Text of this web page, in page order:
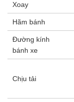
Xoay
Hãm bánh
Đường kính
bánh xe
Chịu tải